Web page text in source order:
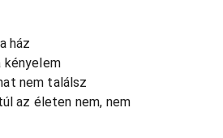
ház
kényelem
nem találsz
az életen nem, nem